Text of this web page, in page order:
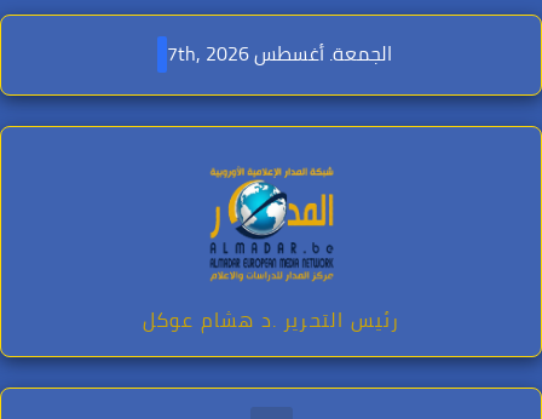
Skip
content
الجمعة. أغسطس 7th, 2026
رئيس التحرير .د هشام عوكل